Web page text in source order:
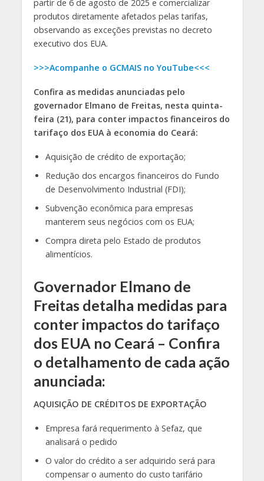
partir de 6 de agosto de 2025 e comercializar
produtos diretamente afetados pelas tarifas,
observando as exceções previstas no decreto
executivo dos EUA.
>>>Acompanhe o GCMAIS no YouTube<<<
Confira as medidas anunciadas pelo
governador Elmano de Freitas, nesta quinta-
feira (21), para conter impactos financeiros do
tarifaço dos EUA à economia do Ceará:
Aquisição de crédito de exportação;
Redução dos encargos financeiros do Fundo
de Desenvolvimento Industrial (FDI);
Subvenção econômica para empresas
manterem seus negócios com os EUA;
Compra direta pelo Estado de produtos
alimentícios.
Governador Elmano de
Freitas detalha medidas para
conter impactos do tarifaço
dos EUA no Ceará – Confira
o detalhamento de cada ação
anunciada:
AQUISIÇÃO DE CRÉDITOS DE EXPORTAÇÃO
Empresa fará requerimento à Sefaz, que
analisará o pedido
O valor do crédito a ser adquirido será para
compensar o aumento do custo tarifário